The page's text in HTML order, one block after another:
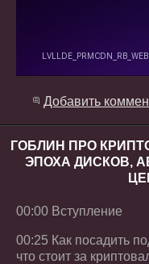
Добавить
ГОБЛИН ПРО
ЭПОХА ДИСКОВ,
00:00 Вступление
00:25 Как посадить
что стоит за